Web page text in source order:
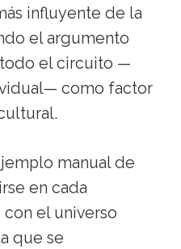
influyente de la
el argumento
el circuito —
como factor
manual de
en cada
el universo
que se